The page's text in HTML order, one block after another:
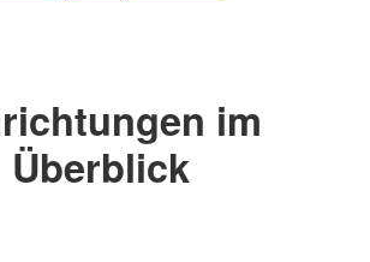
im
Überblick